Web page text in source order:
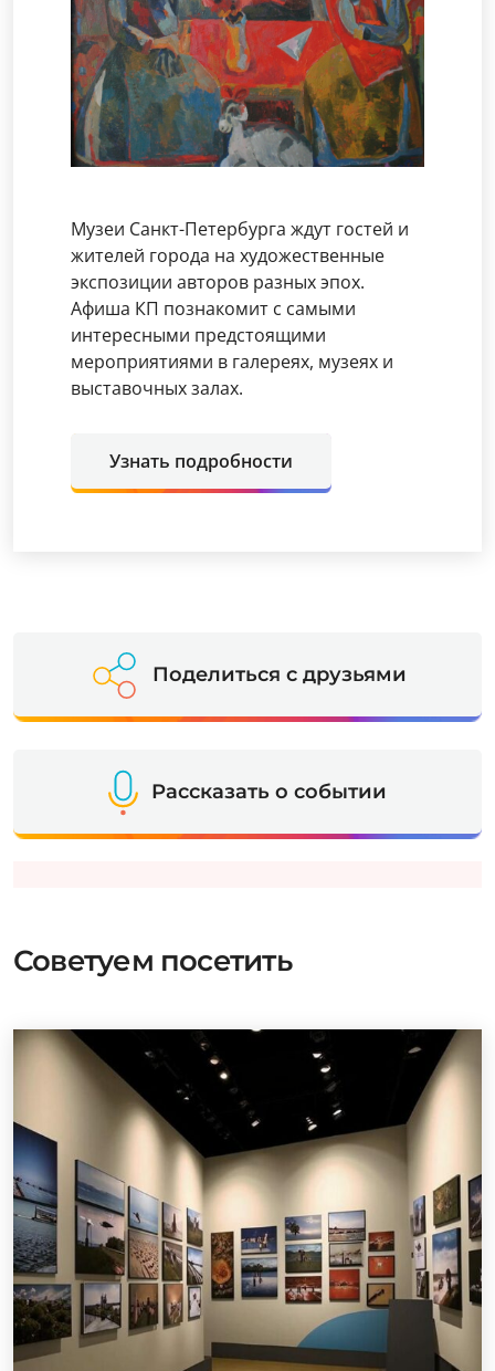
Музеи Санкт-Петербурга ждут гостей и
жителей города на художественные
экспозиции авторов разных эпох.
Афиша КП познакомит с самыми
интересными предстоящими
мероприятиями в галереях, музеях и
выставочных залах.
Узнать подробности
Поделиться с друзьями
Рассказать о событии
Советуем посетить